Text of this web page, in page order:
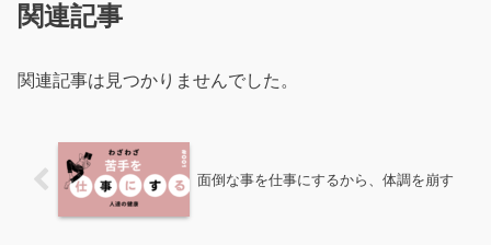
関連記事
関連記事は見つかりませんでした。
面倒な事を仕事にするから、体調を崩す